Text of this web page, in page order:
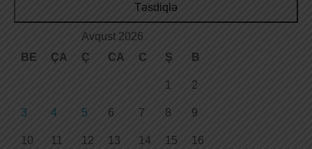
Təsdiqlə
Avqust 2026
BE
ÇA Ç CA C Ş B
1 2
3 4 5 6 7 8 9
10 11 12 13 14 15 16